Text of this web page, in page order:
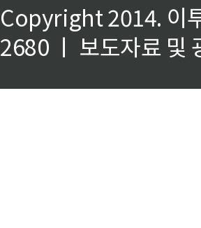
Copyright 2014. 이
2680 ㅣ 보도자료